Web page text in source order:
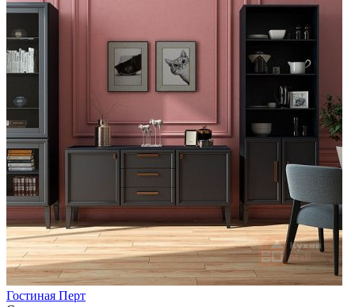
Гостиная Перт